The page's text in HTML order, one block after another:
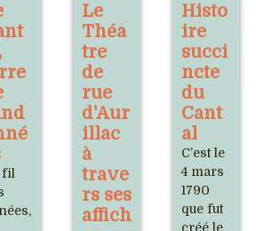
fil
Le
Théâ
tre
de
rue
d'Aur
illac
à
trave
rs ses
affich
Histo
ire
succi
ncte
du
Cant
al
C’est le
4 mars
1790
que fut
créé le